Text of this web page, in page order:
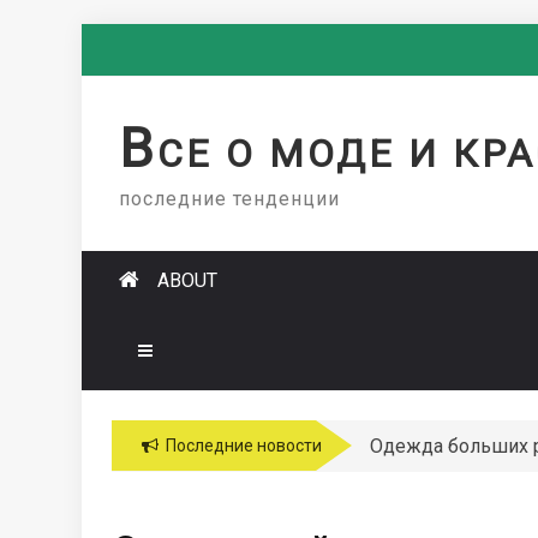
ВСЕ О МОДЕ И
последние тенденции
ABOUT
Последние новости Одежда больших